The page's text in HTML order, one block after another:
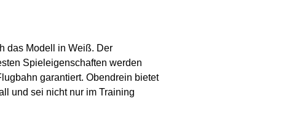
das Modell in Weiß. Der
Spieleigenschaften werden
garantiert. Obendrein bietet
und sei nicht nur im Training